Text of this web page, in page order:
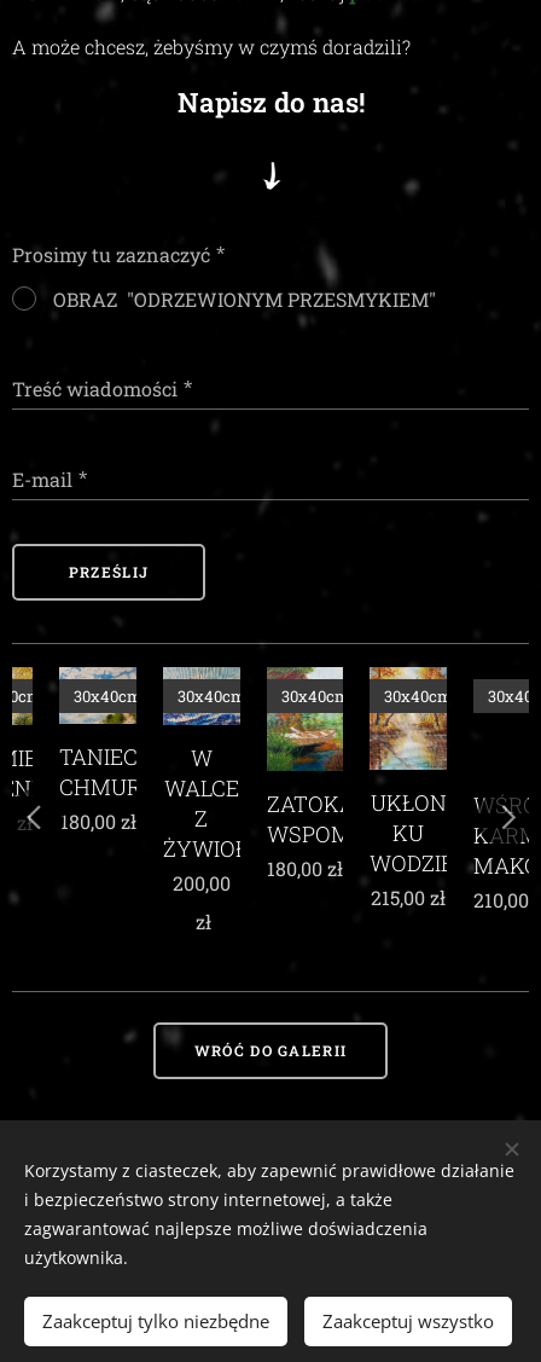
WŁÓŻ DO KOSZYKA
A może chcesz, żebyśmy w czymś doradzili?
Napisz do nas!
Prosimy tu zaznaczyć
OBRAZ "ODRZEWIONYM PRZESMYKIEM"
Treść wiadomości
E-mail
PRZEŚLIJ
TANIEC
CHMUR
30x40cm
180,00zł
WALCE
ŻYWIOŁEM
30x40cm
200,00
ZATOKA
WSPOMNIEŃ
30x40cm
180,00zł
UKŁON
WODZIE
30x40cm
215,00zł
WŚRÓD
MAKÓW
30x40cm
210,00zł
WRÓĆ DO GALERII
Zaciszny Zakątek Zawoja|Zawoja 1811, 34-222 Zawoja, woj. małopolskie
Email:zaciszny.zakatek.zawoja@gmail.com |Tel:604-643-167 |
Odstąp od umowytutaj Ciasteczka
Korzystamy z ciasteczek, aby zapewnić prawidłowe działanie
i bezpieczeństwo strony internetowej, a także
zagwarantować najlepsze możliwe doświadczenia
użytkownika.
Zaakceptuj tylko niezbędne Zaakceptuj wszystko